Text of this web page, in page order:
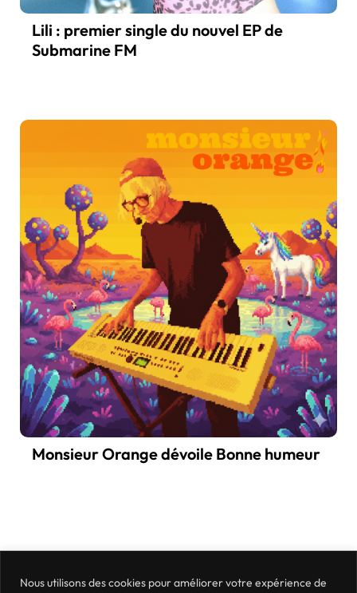
Nous utilisons des cookies pour améliorer votre expérience de
Lili : premier single du nouvel EP de
Submarine FM
Monsieur Orange dévoile Bonne humeur